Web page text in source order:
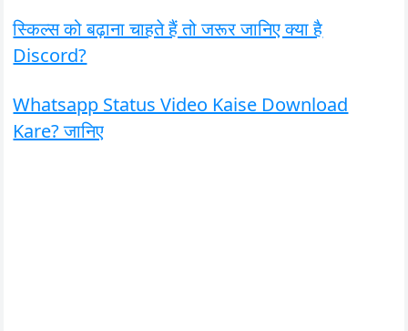
स्किल्स को बढ़ाना चाहते हैं तो जरूर जानिए क्या है
Discord?
Whatsapp Status Video Kaise Download
Kare? जानिए